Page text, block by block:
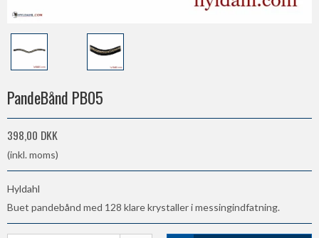
PandeBånd PB05
398,00 DKK
(inkl. moms)
Hyldahl
Buet pandebånd med 128 klare krystaller i messingindfatning.